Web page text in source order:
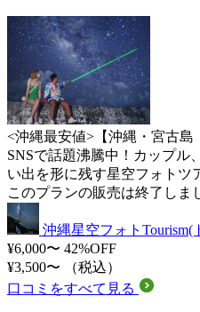
<沖縄最安値>【沖縄・宮古
SNSで話題沸騰中！カップル
い出を形に残す星空フォトツ
このプランの販売は終了しま
沖縄星空フォトTourism(
¥6,000〜 42%OFF
¥3,500〜
（税込）
口コミをすべて見る